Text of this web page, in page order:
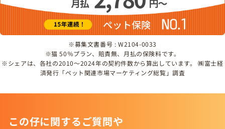
※募集文書番号 : W2104-0033
※猫 50％プラン、賠責無、月払の保険料です。
※シェアは、各社の2010～2024年の契約件数から算出しています。 ㈱富士経
済発行「ペット関連市場マーケティング総覧」調査
この仔に関するご質問や